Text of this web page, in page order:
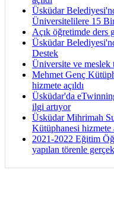
Üsküdar
Üniversitelilere 15
Açık öğretimde ders
Üsküdar
Destek
Üniversite ve meslek
Mehmet Genç
hizmete açıldı
Üsküdar'da
ilgi artıyor
Üsküdar Mihrimah
Kütüphanesi hizmete
2021-2022 Eğitim
yapılan törenle